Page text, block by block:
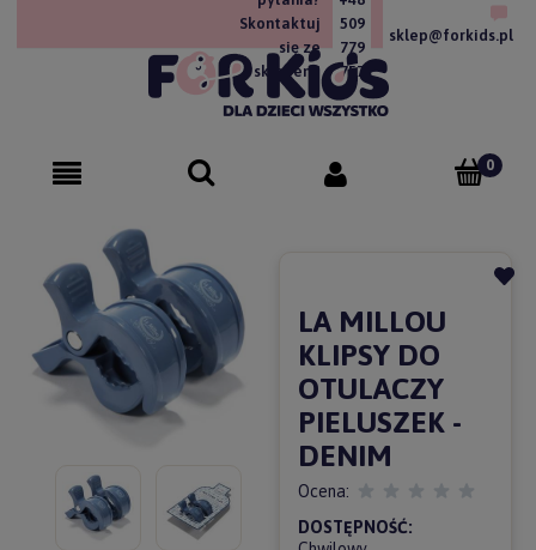
Skontaktuj
się ze
sklepem!
509
779
757
sklep@forkids.pl
LA MILLOU
KLIPSY DO
OTULACZY
PIELUSZEK -
DENIM
Ocena:
DOSTĘPNOŚĆ: